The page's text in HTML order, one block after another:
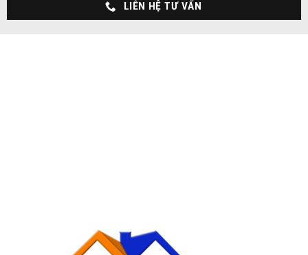
LIÊN HỆ TƯ VẤN